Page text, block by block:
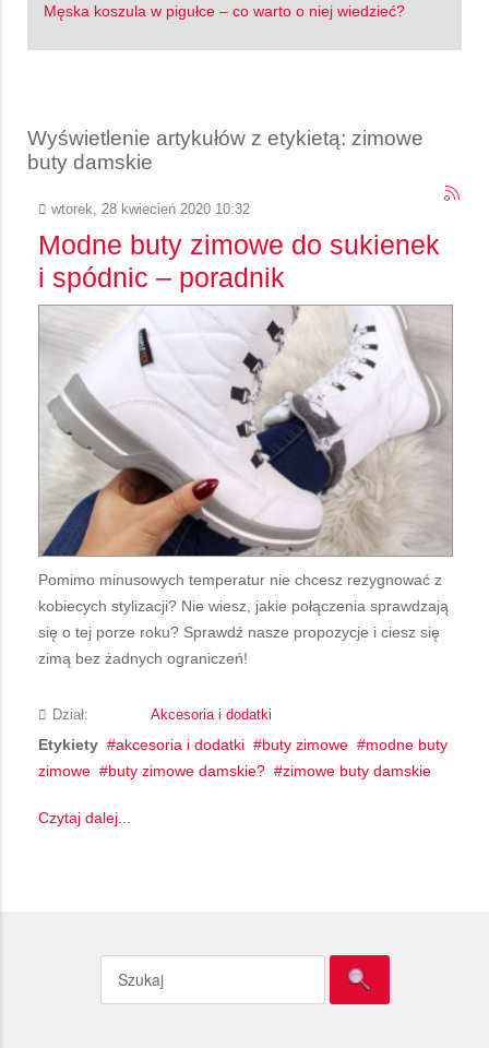
Męska koszula w pigułce – co warto o niej wiedzieć?
Wyświetlenie artykułów z etykietą: zimowe
buty damskie
wtorek, 28 kwiecień 2020 10:32
Modne buty zimowe do sukienek
i spódnic – poradnik
Pomimo minusowych temperatur nie chcesz rezygnować z
kobiecych stylizacji? Nie wiesz, jakie połączenia sprawdzają
się o tej porze roku? Sprawdź nasze propozycje i ciesz się
zimą bez żadnych ograniczeń!
Dział: Akcesoria i dodatki
Etykiety akcesoria i dodatki buty zimowe
modne buty
zimowe
buty zimowe damskie? zimowe buty damskie
Czytaj dalej...